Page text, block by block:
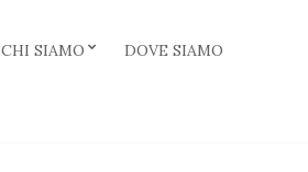
CHI SIAMO DOVE SIAMO